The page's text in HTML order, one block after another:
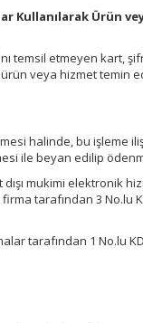
Kullanılarak Ürün
temsil etmeyen kart,
veya hizmet temin
halinde, bu işleme
ile beyan edilip
mukimi elektronik
tarafından 3 No.lu
tarafından 1 No.lu